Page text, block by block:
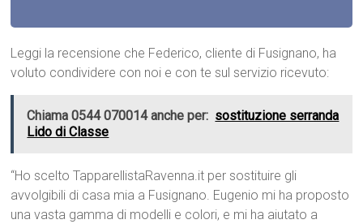
Leggi la recensione che Federico, cliente di Fusignano, ha
voluto condividere con noi e con te sul servizio ricevuto:
Chiama 0544 070014 anche per: sostituzione serranda
Lido di Classe
“Ho scelto TapparellistaRavenna.it per sostituire gli
avvolgibili di casa mia a Fusignano. Eugenio mi ha proposto
una vasta gamma di modelli e colori, e mi ha aiutato a